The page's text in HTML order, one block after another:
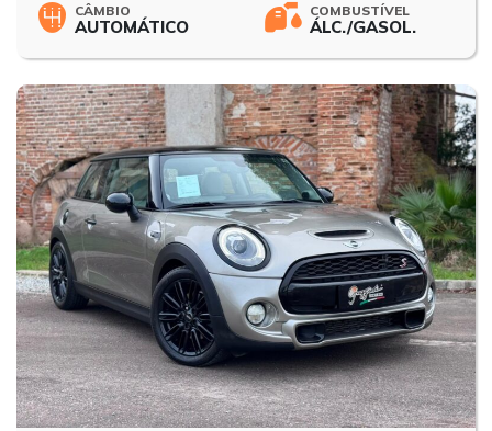
CÂMBIO
AUTOMÁTICO
COMBUSTÍVEL
ÁLC./GASOL.